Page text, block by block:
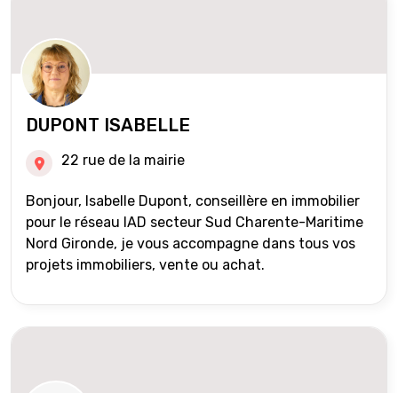
DUPONT ISABELLE
22 rue de la mairie
Bonjour, Isabelle Dupont, conseillère en immobilier
pour le réseau IAD secteur Sud Charente-Maritime
Nord Gironde, je vous accompagne dans tous vos
projets immobiliers, vente ou achat.